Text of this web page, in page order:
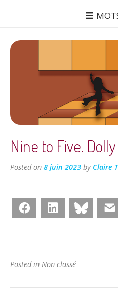
Nine to Five.
Posted on 8 juin 2023 by Claire
Facebook LinkedIn Bluesky
Posted in Non classé